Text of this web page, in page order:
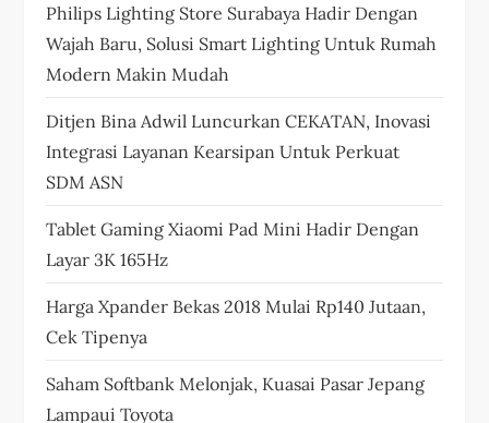
Philips Lighting Store Surabaya Hadir Dengan
Wajah Baru, Solusi Smart Lighting Untuk Rumah
Modern Makin Mudah
Ditjen Bina Adwil Luncurkan CEKATAN, Inovasi
Integrasi Layanan Kearsipan Untuk Perkuat
SDM ASN
Tablet Gaming Xiaomi Pad Mini Hadir Dengan
Layar 3K 165Hz
Harga Xpander Bekas 2018 Mulai Rp140 Jutaan,
Cek Tipenya
Saham Softbank Melonjak, Kuasai Pasar Jepang
Lampaui Toyota